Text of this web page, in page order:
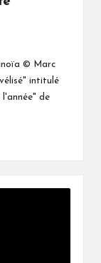
© Marc
intitulé
de